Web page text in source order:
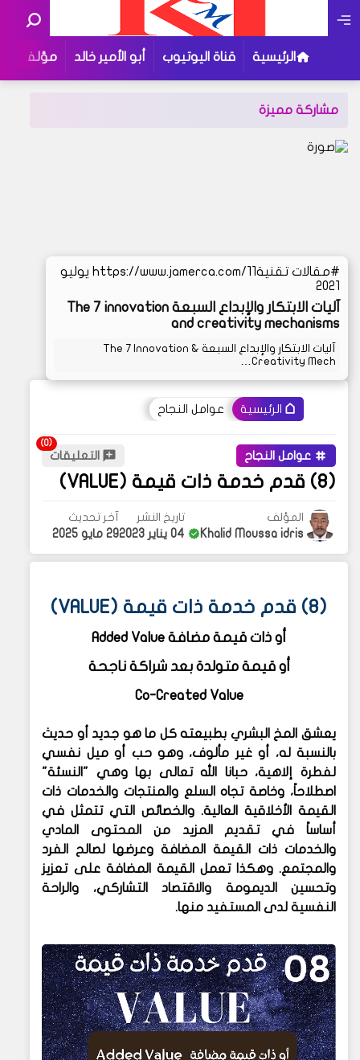
الرئيسية قناة اليوتيوب أبو الأمير خالد مؤلفاتي
مشاركة مميزة
مقالات تقنية
https://www.jamerca.com/11 يوليو
2021
آليات الابتكار والإبداع السبعة The 7 innovation
and creativity mechanisms
آليات الابتكار والإبداع السبعة The 7 Innovation &
Creativity Mech…
الرئيسية عوامل النجاح
عوامل النجاح التعليقات
(8) قدم خدمة ذات قيمة (VALUE)
المؤلف
Khalid Moussa idris
تاريخ النشر
04 يناير 2023
آخر تحديث
29 مايو 2025
(8) قدم خدمة ذات قيمة (VALUE)
أو ذات قيمة مضافة Added Value
أو قيمة متولدة بعد شراكة ناجحة
Co-Created Value
يعشق المخ البشري بطبيعته كل ما هو جديد أو حديث
بالنسبة له، أو غير مألوف، وهو حب أو ميل نفسي
لفطرة إلاهية، حبانا الله تعالى بها وهي "النسئة"
اصطلاحاً، وخاصة تجاه السلع والمنتجات والخدمات ذات
القيمة الأخلاقية العالية. والخصائص التي تتمثل في
أساساً في تقديم المزيد من المحتوى المادي
والخدمات ذات القيمة المضافة وعرضها لصالح الفرد
والمجتمع. وهكذا تعمل القيمة المضافة على تعزيز
وتحسين الديمومة والاقتصاد التشاركي، والراحة
النفسية لدى المستفيد منها.